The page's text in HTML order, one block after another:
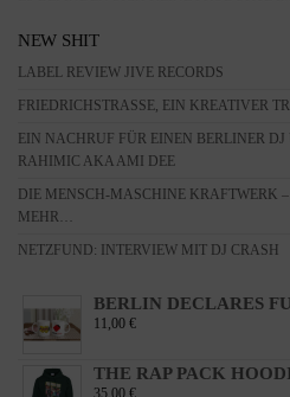
NEW SHIT
LABEL REVIEW JIVE RECORDS
FRIEDRICHSTRASSE, EIN KREATIVER
EIN NACHRUF FÜR EINEN BERLINER
RAHIMIC AKA AMI DEE
DIE MENSCH-MASCHINE KRAFTWERK
MEHR…
NETZFUND: INTERVIEW MIT DJ CRASH
BERLIN DECLARES
11,00 €
THE RAP PACK